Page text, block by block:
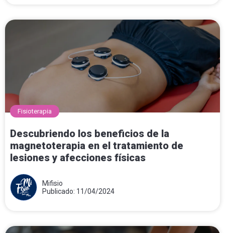
Fisioterapia
Descubriendo los beneficios de la
magnetoterapia en el tratamiento de
lesiones y afecciones físicas
Mifisio
Publicado: 11/04/2024